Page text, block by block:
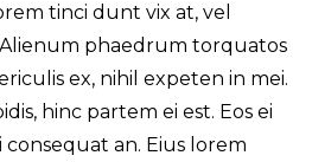
tinci dunt vix at, vel
Alienum phaedrum torquatos
ex, nihil expeten in mei.
hinc partem ei est. Eos ei
consequat an. Eius lorem